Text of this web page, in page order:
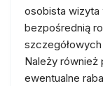
osobista wizyta
bezpośrednią
Należy również
ewentualne